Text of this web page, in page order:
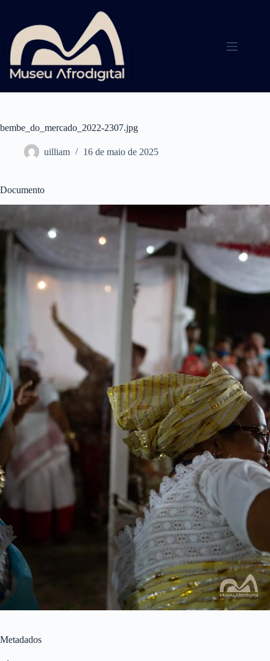
conteúdo
bembe_do_mercado_2022-2307.jpg
uilliam 16 de maio de 2025
Documento
Metadados